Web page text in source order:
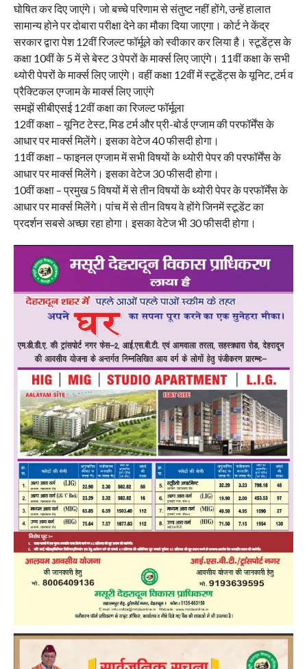
घोषित कर दिए जाएंगे। जो बच्चे परिणाम से संतुष्ट नहीं होंगे, उन्हें हालात
सामान्य होने पर दोबारा परीक्षा देने का मौका दिया जाएगा। कोर्ट ने केंद्र
सरकार द्वारा पेश 12वीं रिजल्ट फॉर्मूले को स्वीकार कर लिया है। स्टूडेंट्स के
कक्षा 10वीं के 5 में से बेस्ट 3 पेपरों के मार्क्स लिए जाएंगे। 11वीं कक्षा के सभी
थ्योरी पेपरों के मार्क्स लिए जाएंगे। वहीं कक्षा 12वीं में स्टूडेंट्स के यूनिट, टर्म व
प्रैक्टिकल एग्जाम के मार्क्स लिए जाएंगे
समझें सीबीएसई 12वीं कक्षा का रिजल्ट फॉर्मूला
12वीं कक्षा – यूनिट टेस्ट, मिड टर्म और प्री-बोर्ड एग्जाम की परफॉर्मेंस के
आधार पर मार्क्स मिलेंगे। इसका वेटेज 40 फीसदी होगा।
11वीं कक्षा – फाइनल एग्जाम में सभी विषयों के थ्योरी पेपर की परफॉर्मेंस के
आधार पर मार्क्स मिलेंगे। इसका वेटेज 30 फीसदी होगा।
10वीं कक्षा – प्रमुख 5 विषयों में से तीन विषयों के थ्योरी पेपर के परफॉर्मेंस के
आधार पर मार्क्स मिलेंगे। पांच में से तीन विषय वे होंगे जिनमें स्टूडेंट का
प्रदर्शन सबसे अच्छा रहा होगा। इसका वेटेज भी 30 फीसदी होगा।